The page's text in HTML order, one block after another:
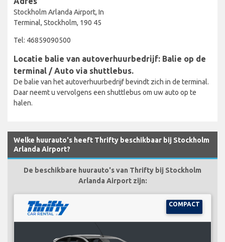
Stockholm Arlanda Airport, In
Terminal, Stockholm, 190 45
Tel: 46859090500
Locatie balie van autoverhuurbedrijf: Balie op de
terminal / Auto via shuttlebus.
De balie van het autoverhuurbedrijf bevindt zich in de terminal.
Daar neemt u vervolgens een shuttlebus om uw auto op te
halen.
Welke huurauto's heeft Thrifty beschikbaar bij Stockholm
Arlanda Airport?
De beschikbare huurauto's van Thrifty bij Stockholm
Arlanda Airport zijn:
COMPACT